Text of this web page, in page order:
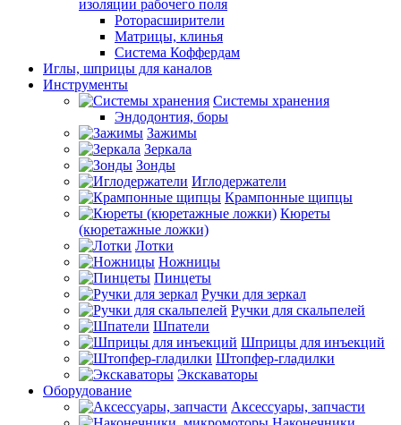
изоляции рабочего поля
Роторасширители
Матрицы, клинья
Система Коффердам
Иглы, шприцы для каналов
Инструменты
Системы хранения
Эндодонтия, боры
Зажимы
Зеркала
Зонды
Иглодержатели
Крампонные щипцы
Кюреты
(кюретажные ложки)
Лотки
Ножницы
Пинцеты
Ручки для зеркал
Ручки для скальпелей
Шпатели
Шприцы для инъекций
Штопфер-гладилки
Экскаваторы
Оборудование
Аксессуары, запчасти